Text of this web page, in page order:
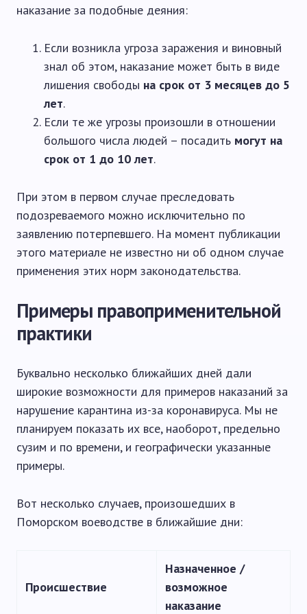
наказание за подобные деяния:
Если возникла угроза заражения и виновный
знал об этом, наказание может быть в виде
лишения свободы на срок от 3 месяцев до 5
лет.
Если те же угрозы произошли в отношении
большого числа людей – посадить могут на
срок от 1 до 10 лет.
При этом в первом случае преследовать
подозреваемого можно исключительно по
заявлению потерпевшего. На момент публикации
этого материале не известно ни об одном случае
применения этих норм законодательства.
Примеры правоприменительной
практики
Буквально несколько ближайших дней дали
широкие возможности для примеров наказаний за
нарушение карантина из-за коронавируса. Мы не
планируем показать их все, наоборот, предельно
сузим и по времени, и географически указанные
примеры.
Вот несколько случаев, произошедших в
Поморском воеводстве в ближайшие дни:
Происшествие
Назначенное /
возможное
наказание